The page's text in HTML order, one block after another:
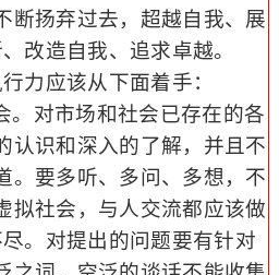
断扬弃过去，超越自我、展
改造自我、追求卓越。
力应该从下面着手：
。对市场和社会已存在的各
认识和深入的了解，并且不
。要多听、多问、多想，不
拟社会，与人交流都应该做
。对提出的问题要有针对